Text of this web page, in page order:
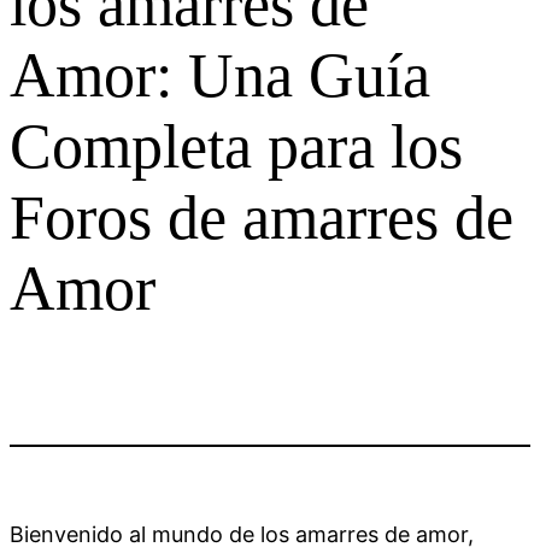
Amor: Una Guía
Completa para los
Foros de amarres de
Amor
Bienvenido al mundo de los amarres de amor,